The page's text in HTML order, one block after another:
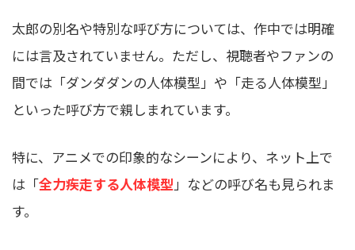
太郎の別名や特別な呼び方については、作中では明確
には言及されていません。ただし、視聴者やファンの
間では「ダンダダンの人体模型」や「走る人体模型」
といった呼び方で親しまれています。
特に、アニメでの印象的なシーンにより、ネット上で
は「全力疾走する人体模型」などの呼び名も見られま
す。